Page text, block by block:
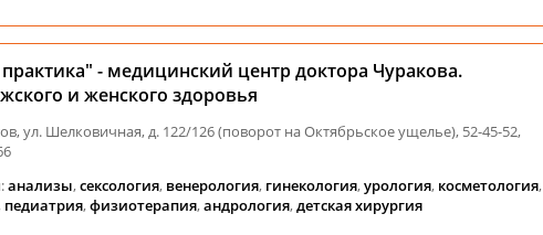
- медицинский центр доктора Чуракова.
и женского здоровья
ул. Шелковичная, д. 122/126 (поворот на Октябрьское ущелье), 52-45-52,
анализы,сексология, венерология, гинекология,урология, косметология,
педиатрия,физиотерапия,андрология,детская хирургия